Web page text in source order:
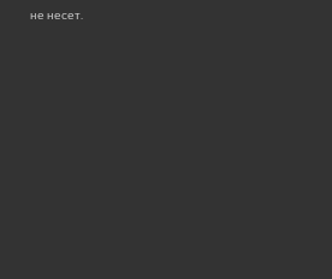
не несет.